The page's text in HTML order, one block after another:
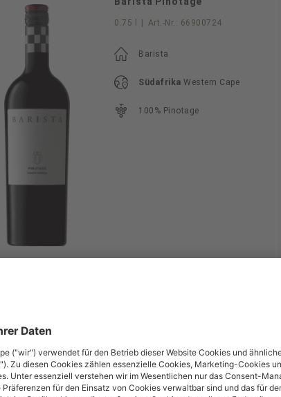
0.75 l Art.-Nr.: 66900724
Barista
Südafrika Western Cape
100% Pinotage